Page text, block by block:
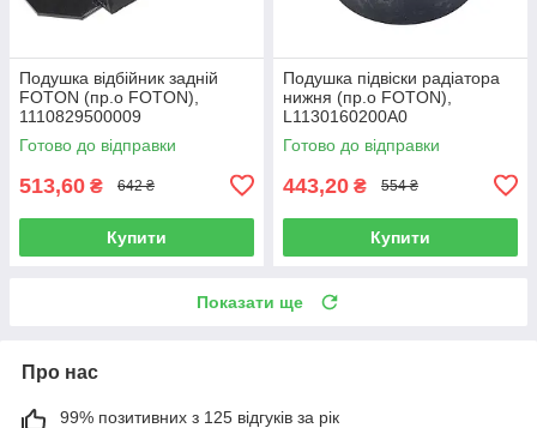
Подушка відбійник задній
FOTON (пр.о FOTON),
1110829500009
Готово до відправки
513,60 ₴ 642 ₴
Купити
Подушка підвіски радіатора
нижня (пр.о FOTON),
L1130160200A0
Готово до відправки
443,20 ₴ 554 ₴
Купити
Показати ще
Про нас
99% позитивних з 125 відгуків за рік